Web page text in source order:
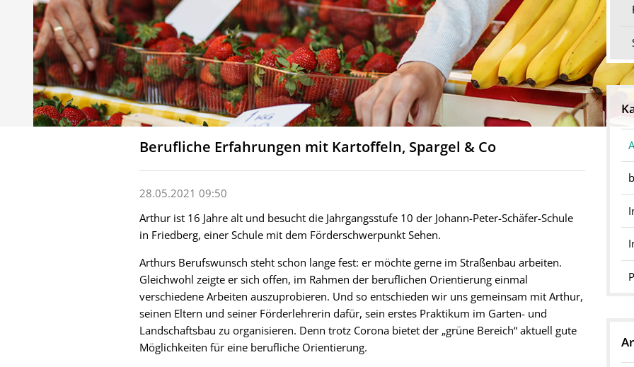
Berufliche Erfahrungen mit Kartoffeln, Spargel & Co
28.05.2021 09:50
Arthur ist 16 Jahre alt und besucht die Jahrgangsstufe 10 der Johann-Peter-Schäfer-Schule
in Friedberg, einer Schule mit dem Förderschwerpunkt Sehen.
Arthurs Berufswunsch steht schon lange fest: er möchte gerne im Straßenbau arbeiten.
Gleichwohl zeigte er sich offen, im Rahmen der beruflichen Orientierung einmal
verschiedene Arbeiten auszuprobieren. Und so entschieden wir uns gemeinsam mit Arthur,
seinen Eltern und seiner Förderlehrerin dafür, sein erstes Praktikum im Garten- und
Landschaftsbau zu organisieren. Denn trotz Corona bietet der „grüne Bereich“ aktuell gute
Möglichkeiten für eine berufliche Orientierung.